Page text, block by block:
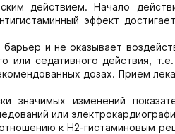
действием. Начало
эффект
и не оказывает
или седативного действия,
дозах. Прием
значимых изменений
или
к Н2-гистаминовым